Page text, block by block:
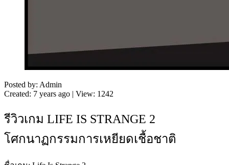
Posted by: Admin
Created: 7 years ago | View: 1242
รีวิวเกม LIFE IS STRANGE 2
โศกนาฏกรรมการเหยียดเชื้อชาติ